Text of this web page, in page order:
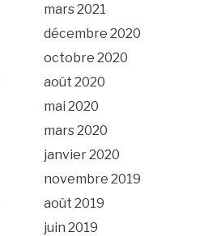
mars 2021
décembre 2020
octobre 2020
août 2020
mai 2020
mars 2020
janvier 2020
novembre 2019
août 2019
juin 2019